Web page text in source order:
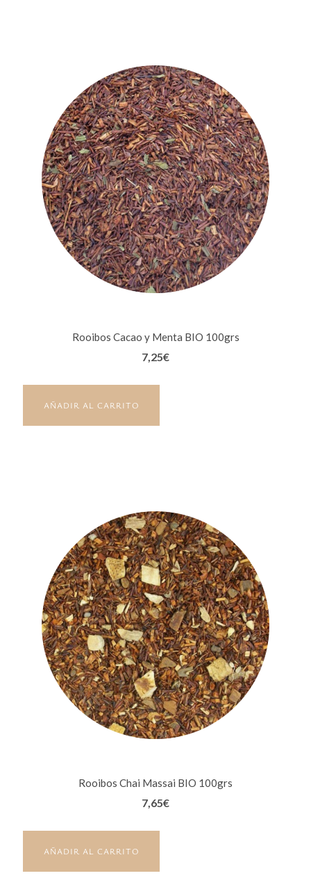
Rooibos Cacao y Menta BIO 100grs
7,25€
AÑADIR AL CARRITO
Rooibos Chai Massai BIO 100grs
7,65€
AÑADIR AL CARRITO